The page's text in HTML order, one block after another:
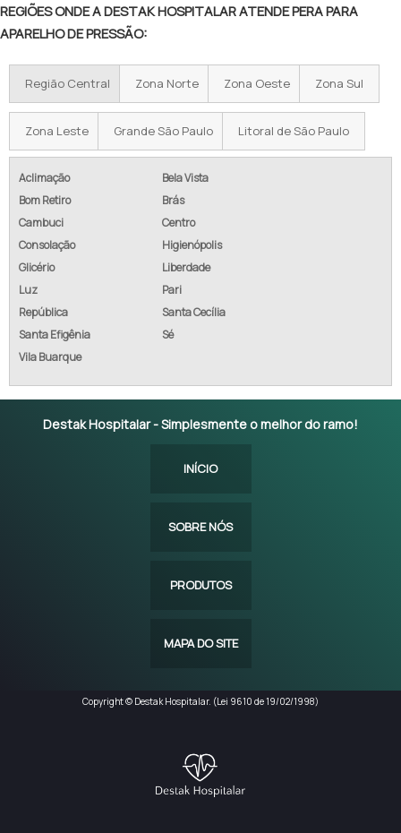
REGIÕES ONDE A DESTAK HOSPITALAR ATENDE PERA PARA
APARELHO DE PRESSÃO:
Região Central Zona Norte Zona Oeste Zona Sul
Zona Leste Grande São Paulo Litoral de São Paulo
Aclimação
Bela Vista
Bom Retiro
Brás
Cambuci
Centro
Consolação
Higienópolis
Glicério
Liberdade
Luz
Pari
República
Santa Cecília
Santa Efigênia
Sé
Vila Buarque
Destak Hospitalar - Simplesmente o melhor do ramo!
INÍCIO
SOBRE NÓS
PRODUTOS
MAPA DO SITE
Copyright © Destak Hospitalar. (Lei 9610 de 19/02/1998)